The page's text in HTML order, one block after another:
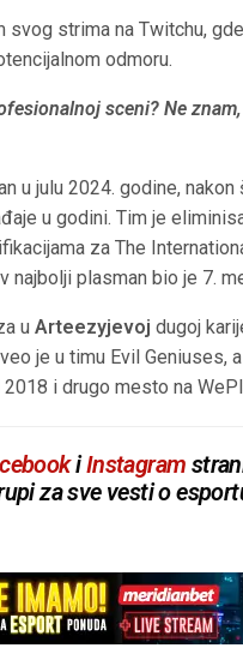
svog strima na Twitchu,
odmoru.
sceni? Ne
u julu 2024. godine,
u godini. Tim je
za The
najbolji plasman bio je 7.
uArteezyjevoj dugoj
je u timu Evil Geniuses,
i drugo mesto na
iInstagram
za sve vesti o